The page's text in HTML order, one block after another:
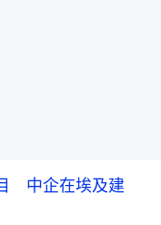
中企在埃及建